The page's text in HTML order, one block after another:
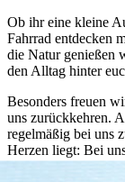
Ob ihr eine kleine
Fahrrad entdecken
die Natur genießen
den Alltag hinter
Besonders freuen
uns zurückkehren.
regelmäßig bei uns
Herzen liegt: Bei
selbstverständlicher